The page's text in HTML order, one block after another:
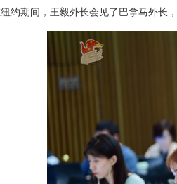
约期间，王毅外长会见了巴拿马外长